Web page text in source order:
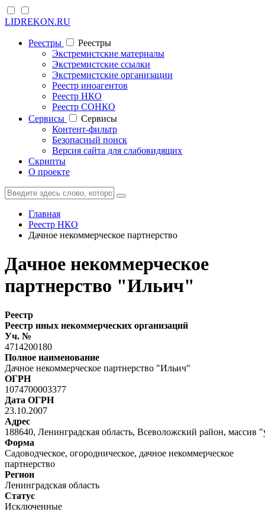
LIDREKON.RU
Реестры
Реестры
Экстремистские материалы
Экстремистские ссылки
Экстремистские организации
Реестр иноагентов
Реестр НКО
Реестр СОНКО
Cервисы
Cервисы
Контент-фильтр
Безопасный поиск
Версия сайта для слабовидящих
Скрипты
О проекте
Главная
Реестр НКО
Дачное некоммерческое партнерство
Дачное некоммерческое
партнерство "Ильич"
Реестр
Реестр иных некоммерческих организаций
Уч. №
4714200180
Полное наименование
Дачное некоммерческое партнерство "Ильич"
ОГРН
1074700003377
Дата ОГРН
23.10.2007
Адрес
188640, Ленинградская область, Всеволожский район,
Форма
Садоводческое, огородническое, дачное некоммерческое
партнерство
Регион
Ленинградская область
Статус
Исключенные